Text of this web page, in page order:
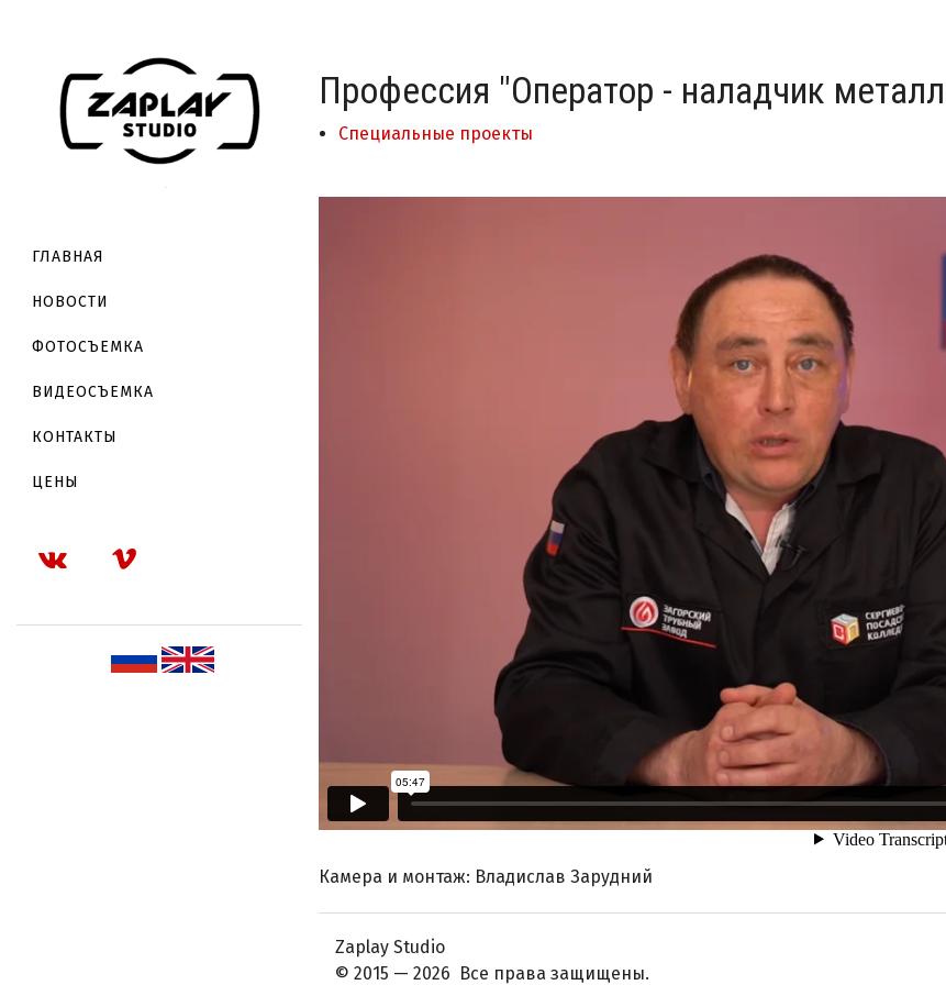
ГЛАВНАЯ
НОВОСТИ
ФОТОСЪЕМКА
ВИДЕОСЪЕМКА
КОНТАКТЫ
ЦЕНЫ
Профессия "Оператор - наладчик
Специальные проекты
Камера и монтаж: Владислав Зарудний
Zaplay Studio
© 2015 — 2026 Все права защищены.